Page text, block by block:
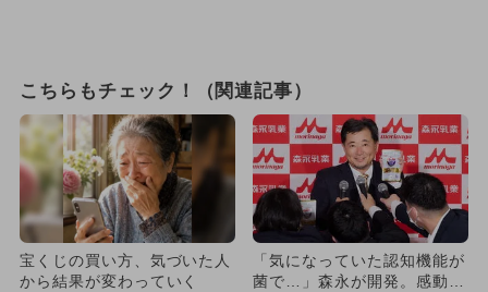
こちらもチェック！（関連記事）
宝くじの買い方、気づいた人
から結果が変わっていく
「気になっていた認知機能が
菌で…」森永が開発。感動の